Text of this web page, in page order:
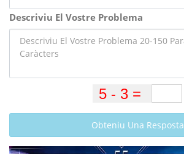
Descriviu El Vostre Problema
Obteniu Una Resposta